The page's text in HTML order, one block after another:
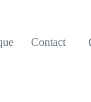
Contact